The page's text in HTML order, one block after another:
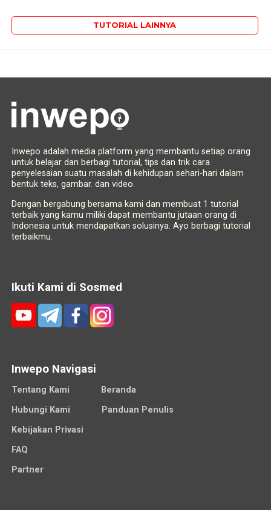
TUTORIAL LAINNYA
Inwepo adalah media platform yang membantu setiap orang
untuk belajar dan berbagi tutorial, tips dan trik cara
penyelesaian suatu masalah di kehidupan sehari-hari dalam
bentuk teks, gambar. dan video.
Dengan bergabung bersama kami dan membuat 1 tutorial
terbaik yang kamu miliki dapat membantu jutaan orang di
Indonesia untuk mendapatkan solusinya. Ayo berbagi tutorial
terbaikmu.
Ikuti Kami di Sosmed
Inwepo Navigasi
Tentang Kami
Beranda
Hubungi Kami
Panduan Penulis
Kebijakan Privasi
FAQ
Partner